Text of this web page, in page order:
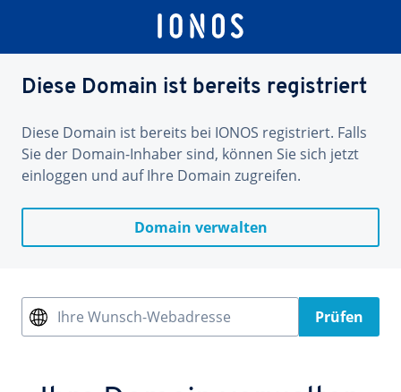
Diese Domain ist bereits registriert
Diese Domain ist bereits bei IONOS registriert. Falls
Sie der Domain-Inhaber sind, können Sie sich jetzt
einloggen und auf Ihre Domain zugreifen.
Domain verwalten
Ihre Wunsch-Webadresse Prüfen